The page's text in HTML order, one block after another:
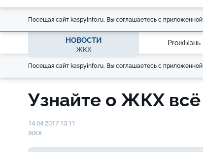
Посещая сайт kaspyinfo.ru, Вы соглашаетесь с приложенной
НОВОСТИ
ЖКХ
ProжЫзнь
Посещая сайт kaspyinfo.ru, Вы соглашаетесь с приложенной
Узнайте о ЖКХ всё
14.04.2017 13:11
ЖКХ